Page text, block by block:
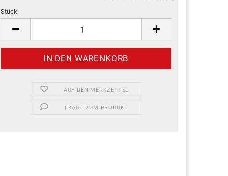
Stück:
Stück
AUF DEN MERKZETTEL
FRAGE ZUM PRODUKT